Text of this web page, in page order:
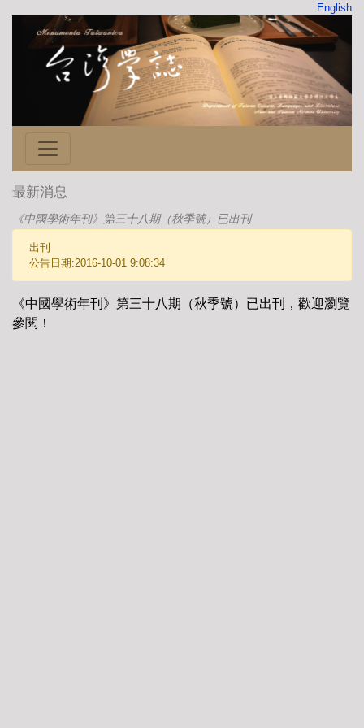
English
最新消息
《中國學術年刊》第三十八期（秋季號）已出刊
出刊
公告日期:2016-10-01 9:08:34
《中國學術年刊》第三十八期（秋季號）已出刊，歡迎瀏覽
參閱！